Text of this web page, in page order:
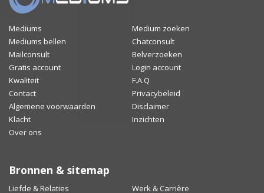
Mediums
Medium zoeken
Mediums bellen
Chatconsult
Mailconsult
Belverzoeken
Gratis account
Login account
Kwaliteit
F.A.Q
Contact
Privacybeleid
Algemene voorwaarden
Disclaimer
Klacht
Inzichten
Over ons
Bronnen & sitemap
Liefde & Relaties Werk & Carrière